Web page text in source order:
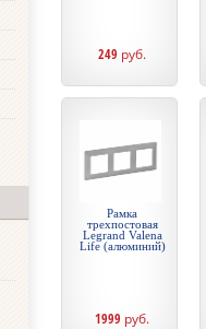
249 руб.
Рамка
трехпостовая
Legrand Valena
Life (алюминий)
1999 руб.